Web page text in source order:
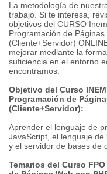
La metodología de
trabajo. Si te interesa,
objetivos del CURSO
Programación de
(Cliente+Servidor)
mejorar mediante la
suficiencia en el entorno
encontramos.
Objetivo del Curso
Programación de
(Cliente+Servidor):
Aprender el lenguaje de
JavaScript, el lenguaje
y el servidor de bases de
Temarios del Curso